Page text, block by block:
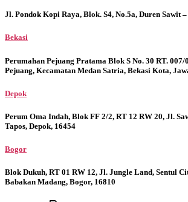
Jl. Pondok Kopi Raya, Blok. S4, No.5a, Duren Sawit
Bekasi
Perumahan Pejuang Pratama Blok S No. 30 RT.
Pejuang, Kecamatan Medan Satria, Bekasi Kota,
Depok
Perum Oma Indah, Blok FF 2/2, RT 12 RW 20, Jl.
Tapos, Depok, 16454
Bogor
Blok Dukuh, RT 01 RW 12, Jl. Jungle Land, Sentul
Babakan Madang, Bogor, 16810